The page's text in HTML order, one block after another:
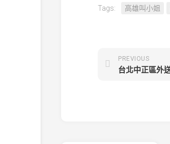
Tags: 高雄叫小姐
PREVIOUS